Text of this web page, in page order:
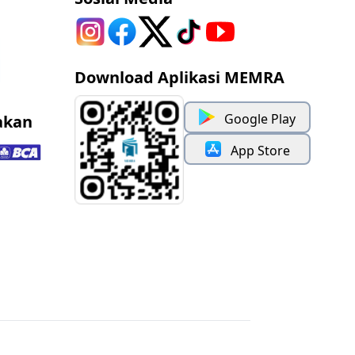
Download Aplikasi MEMRA
Google Play
App Store